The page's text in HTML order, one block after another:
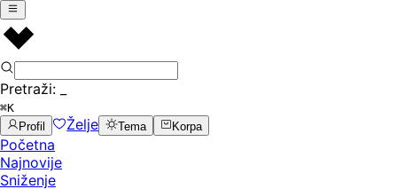
Pretraži:
⌘K
Profil
Želje Tema Korpa
Početna
Najnovije
Sniženje